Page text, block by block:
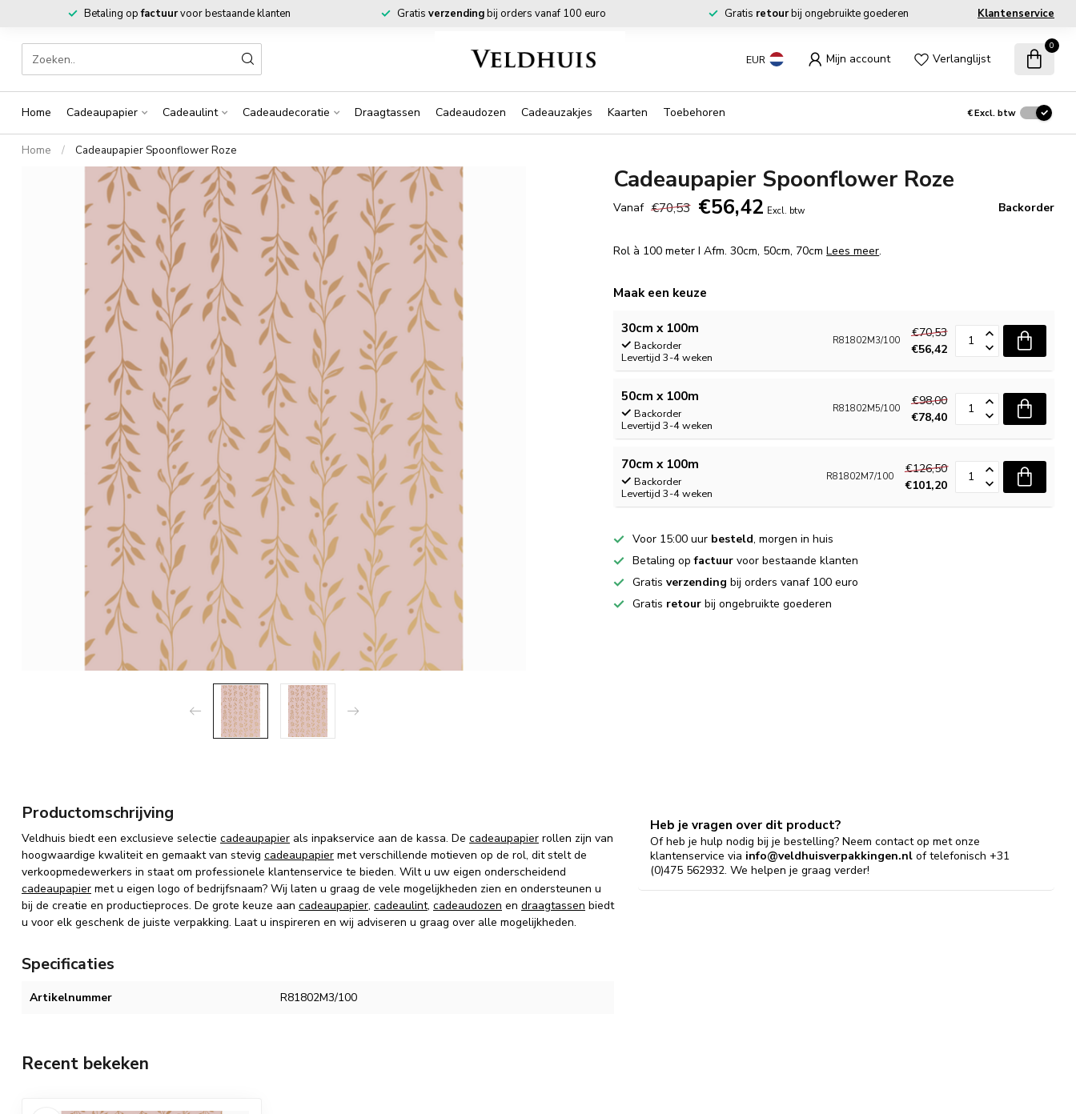
Betaling opfactuurvoor bestaande klanten Gratis verzendingbij orders vanaf 100 euro Gratis retourbij ongebruikte goederen Klantenservice
EUR Mijn account Verlanglijst
0
Home Cadeaupapier Cadeaulint Cadeaudecoratie Draagtassen Cadeaudozen Cadeauzakjes Kaarten Toebehoren €Excl. btw
Home / Cadeaupapier Spoonflower Roze
Cadeaupapier Spoonflower Roze
Vanaf €70,53 €56,42 Excl. btw Backorder
Rol à 100 meter I Afm. 30cm, 50cm, 70cmLees meer.
Maak een keuze
30cm x 100m
Backorder
Levertijd 3-4 weken
R81802M3/100
€70,53
€56,42
50cm x 100m
Backorder
Levertijd 3-4 weken
R81802M5/100
€98,00
€78,40
70cm x 100m
Backorder
Levertijd 3-4 weken
R81802M7/100
€126,50
€101,20
Voor 15:00 uur besteld, morgen in huis
Betaling opfactuur voor bestaande klanten
Gratisverzending bij orders vanaf 100 euro
Gratis retour bij ongebruikte goederen
Productomschrijving
Veldhuis biedt een exclusieve selectie cadeaupapier als inpakservice aan de kassa. De cadeaupapier rollen zijn van
hoogwaardige kwaliteit en gemaakt van stevig cadeaupapier met verschillende motieven op de rol, dit stelt de
verkoopmedewerkers in staat om professionele klantenservice te bieden. Wilt u uw eigen onderscheidend
cadeaupapier met u eigen logo of bedrijfsnaam? Wij laten u graag de vele mogelijkheden zien en ondersteunen u
bij de creatie en productieproces. De grote keuze aan cadeaupapier, cadeaulint, cadeaudozen en draagtassen biedt
u voor elk geschenk de juiste verpakking. Laat u inspireren en wij adviseren u graag over alle mogelijkheden.
Specificaties
Artikelnummer R81802M3/100
Heb je vragen over dit product?
Of heb je hulp nodig bij je bestelling? Neem contact op met onze
klantenservice via info@veldhuisverpakkingen.nl of telefonisch +31
(0)475 562932. We helpen je graag verder!
Recent bekeken